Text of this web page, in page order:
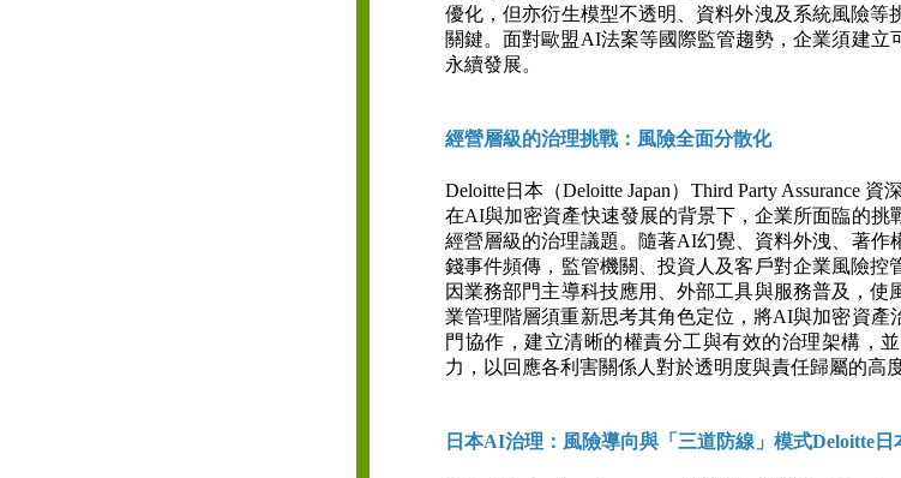
優化，但亦衍生模型不透明、資料外洩及系統風險等
關鍵。面對歐盟AI法案等國際監管趨勢，企業須建
永續發展。
經營層級的治理挑戰：風險全面分散化
Deloitte日本（Deloitte Japan）Third Party Assurance 資
在AI與加密資產快速發展的背景下，企業所面臨的挑
經營層級的治理議題。隨著AI幻覺、資料外洩、著作
錢事件頻傳，監管機關、投資人及客戶對企業風險
因業務部門主導科技應用、外部工具與服務普及，
業管理階層須重新思考其角色定位，將AI與加密資產
門協作，建立清晰的權責分工與有效的治理架構，
力，以回應各利害關係人對於透明度與責任歸屬的高
日本AI治理：風險導向與「三道防線」模式Deloitte日